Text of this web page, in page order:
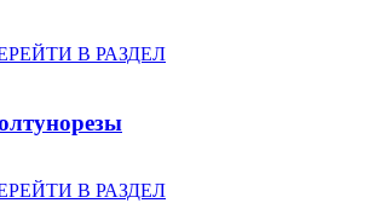
В РАЗДЕЛ
В РАЗДЕЛ